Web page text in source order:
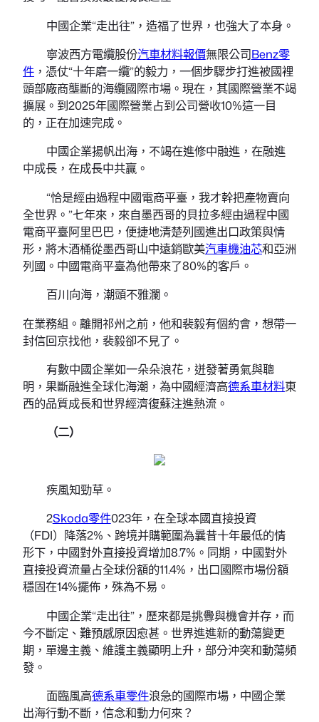
中國企業“走出往”，造福了世界，也強大了本身。
寧波西方電纜股份汽車材料報價無限公司Benz零
件 ，憑仗“十年磨一纜”的毅力，一個步驟步打進被國裡
頭部廠商壟斷的海纜國際市場。現在，其國際營業不竭
擴展。到2025年國際營業占到公司營收10%這一目
的，正在加速完成。
中國企業揚帆出海，不竭在進修中融進，在融進
中成長，在成長中共贏。
“恰是經由過程中國電商平臺，我才幹把產物賣向
全世界。”七年來，來自墨西哥的貝拉多經由過程中國
電商平臺阿里巴巴，便捷地清楚列國進出口政策與情
形，將木酒桶從墨西哥山中遠銷歐美汽車機油芯和亞洲
列國。中國電商平臺為他帶來了80%的客戶。
百川向海，潮頭不雅瀾。
在業務組。離開祁州之前，他和裴毅有個約會，想帶一
封信回京找他，裴毅卻不見了。
有數中國企業如一朵朵浪花，迸發著勇氣與聰
明，果斷融進全球化海潮，為中國經濟高德系車材料東
西的品質成長和世界經濟復蘇注進熱流。
（二）
疾風知勁草。
2Skoda零件023年，在全球本國直接投資
（FDI）降落2%、跨境并購範圍為曩昔十年最低的情
形下，中國對外直接投資增加8.7%。同期，中國對外
直接投資流量占全球份額的11.4%，出口國際市場份額
穩固在14%擺佈，殊為不易。
中國企業“走出往”，歷來都是挑釁與機會并存，而
今不斷定、難預感原因愈甚。世界進進新的動蕩變更
期，單邊主義、維護主義顯明上升，部分沖突和動蕩頻
發。
面臨風高德系車零件浪急的國際市場，中國企業
出海行動不斷，信念和動力何來？